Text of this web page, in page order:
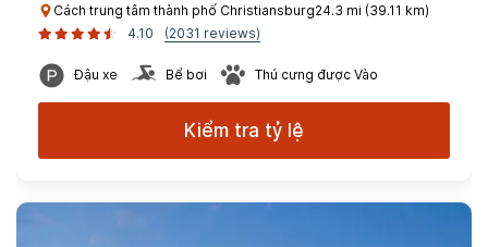
Cách trung tâm thành phố Christiansburg24.3 mi (39.11 km)
4.10
(2031 reviews)
Đậu xe Bể bơi Thú cưng được Vào
Kiểm tra tỷ lệ